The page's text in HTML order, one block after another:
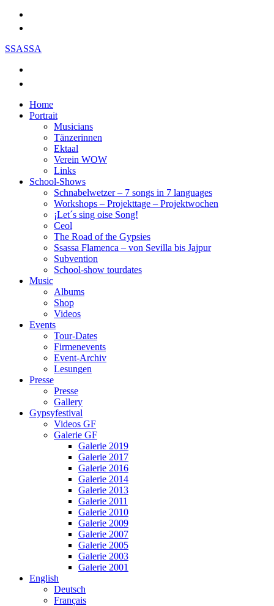
SSASSA
Home
Portrait
Musicians
Tänzerinnen
Ektaal
Verein WOW
Links
School-Shows
Schnabelwetzer – 7 songs in 7 languages
Workshops – Projekttage – Projektwochen
¡Let´s sing oise Song!
Ceol
The Road of the Gypsies
Ssassa Flamenca – von Sevilla bis Jajpur
Subvention
School-show tourdates
Music
Albums
Shop
Videos
Events
Tour-Dates
Firmenevents
Event-Archiv
Lesungen
Presse
Presse
Gallery
Gypsyfestival
Videos GF
Galerie GF
Galerie 2019
Galerie 2017
Galerie 2016
Galerie 2014
Galerie 2013
Galerie 2011
Galerie 2010
Galerie 2009
Galerie 2007
Galerie 2005
Galerie 2003
Galerie 2001
English
Deutsch
Français